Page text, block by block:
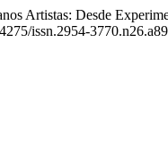
Artistas: Desde
issn.2954-